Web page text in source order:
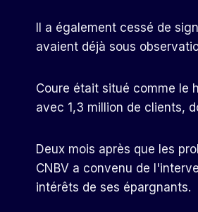
Il a également cessé de
avaient déjà sous
Coure était situé comme le
avec 1,3 million de clients,
Deux mois après que les
CNBV a convenu de
intérêts de ses épargnants.